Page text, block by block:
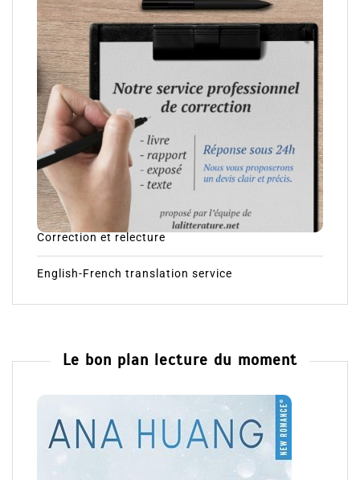
Correction et relecture
English-French translation service
Le bon plan lecture du moment